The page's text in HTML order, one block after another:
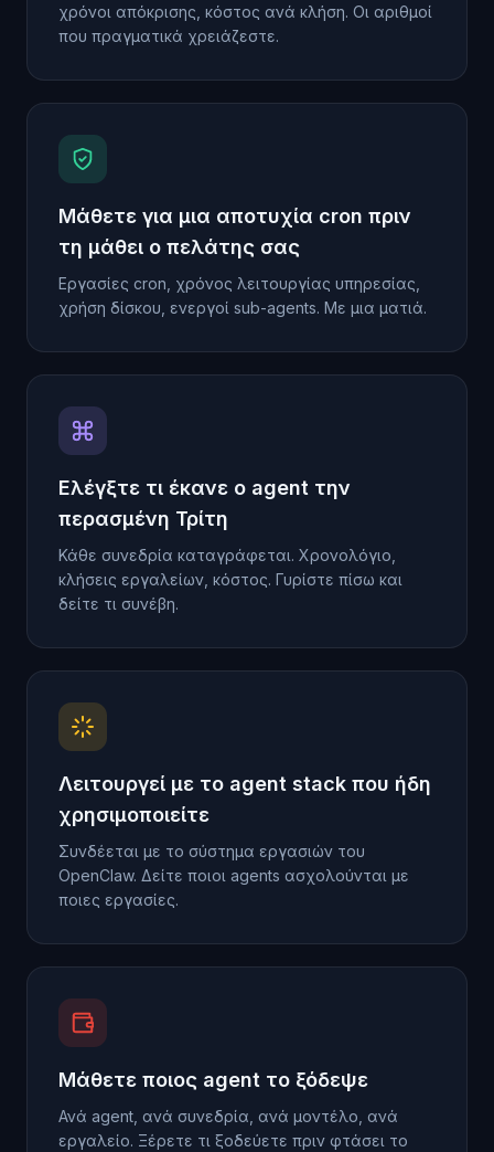
χρόνοι απόκρισης, κόστος ανά κλήση. Οι αριθμοί
που πραγματικά χρειάζεστε.
Μάθετε για μια αποτυχία cron πριν
τη μάθει ο πελάτης σας
Εργασίες cron, χρόνος λειτουργίας υπηρεσίας,
χρήση δίσκου, ενεργοί sub-agents. Με μια ματιά.
Ελέγξτε τι έκανε ο agent την
περασμένη Τρίτη
Κάθε συνεδρία καταγράφεται. Χρονολόγιο,
κλήσεις εργαλείων, κόστος. Γυρίστε πίσω και
δείτε τι συνέβη.
Λειτουργεί με το agent stack που ήδη
χρησιμοποιείτε
Συνδέεται με το σύστημα εργασιών του
OpenClaw. Δείτε ποιοι agents ασχολούνται με
ποιες εργασίες.
Μάθετε ποιος agent το ξόδεψε
Ανά agent, ανά συνεδρία, ανά μοντέλο, ανά
εργαλείο. Ξέρετε τι ξοδεύετε πριν φτάσει το